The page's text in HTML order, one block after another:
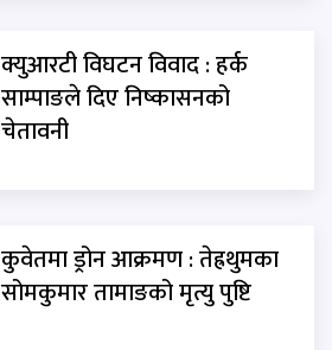
क्युआरटी विघटन विवाद : हर्क
साम्पाङले दिए निष्कासनको
चेतावनी
कुवेतमा ड्रोन आक्रमण : तेह्रथुमका
सोमकुमार तामाङको मृत्यु पुष्टि